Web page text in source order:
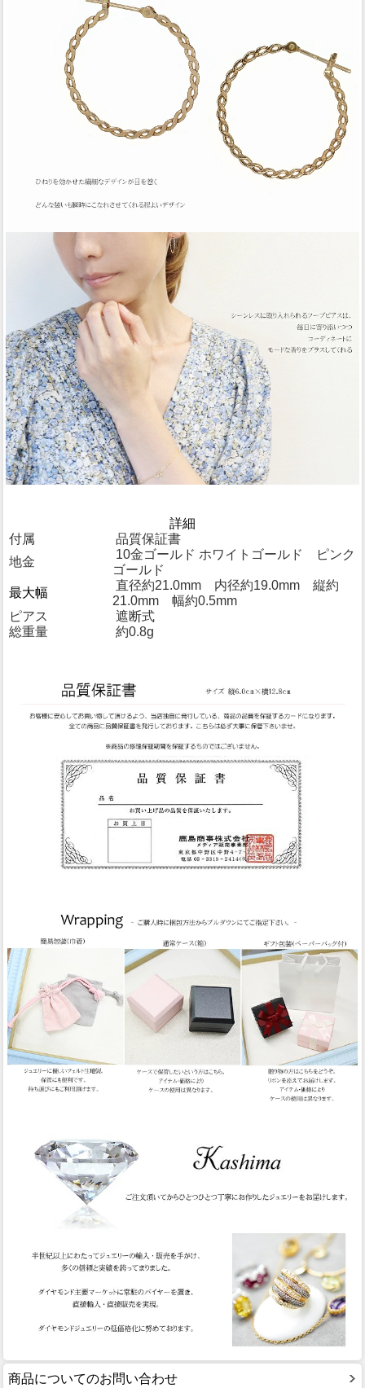
詳細
付属
品質保証書
地金
10金ゴールド ホワイトゴールド ピンク
ゴールド
最大幅
直径約21.0mm 内径約19.0mm 縦約
21.0mm 幅約0.5mm
ピアス
遮断式
総重量
約0.8g
商品についてのお問い合わせ